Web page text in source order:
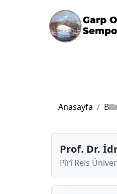
Anasayfa
Prof. Dr.
Pîrî Reis